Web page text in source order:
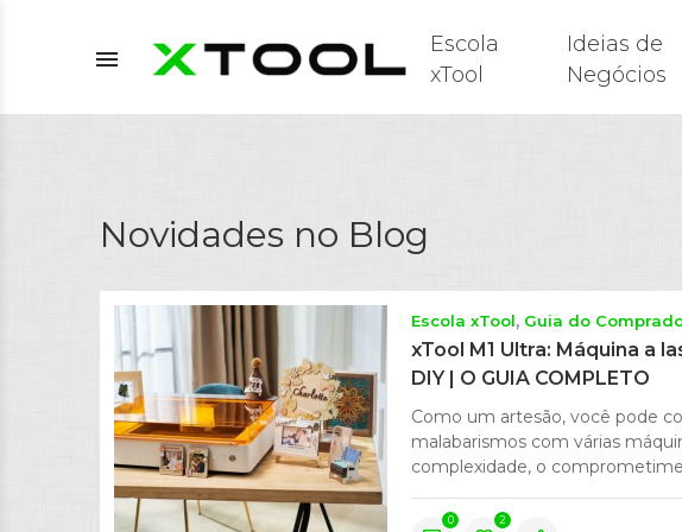
menu
Escola
xTool
Ideias de
Negócios
Novidades no Blog
Escola xTool Guia do
xTool M1 Ultra: Máquina a
DIY | O GUIA COMPLETO
Como um artesão, você pode
malabarismos com várias
complexidade, o
0 2